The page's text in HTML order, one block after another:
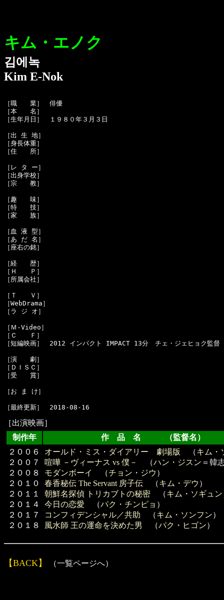
キム・エノク
김에녹
Kim E-Nok
［職　　業］　俳優
［本　　名］
［生年月日］　１９８０年３月３日
［出 生 地］
［身長体重］
［住　　所］
［レ タ ー］
［出身学校］
［宗　　教］
［趣　　味］
［特　　技］
［家　　族］
［血 液 型］
［あ だ 名］
［座右の銘］
［経　　歴］
［Ｈ　　Ｐ］
［所属会社］
［Ｔ　　Ｖ］
［WebDrama］
［ラ ジ オ］
［Ｍ-Video］
［Ｃ　　Ｆ］
［短編映画］　2012 インパクト IMPACT 13分　チェ・ジェヒョク監督
［演　　劇］
［ＤＩＳＣ］
［受　　賞］
［お ま け］
［出演映画］
制作年
作 品 名 （監督名）
２００６
２００７
２００８
２０１０
２０１１
２０１４
２０１７
２０１８
オールド・ミス・ダイアリー 劇場版 （キム・
喧嘩 －ヴィーナス vs 僕－
（ハン・ジスン ＝韓
モダンボーイ
（チョン・ジウ ）
春香秘伝 The Servant 房子伝 （キム・デウ ）
朝鮮名探偵 トリカブトの秘密 （キム・ソギュン
今日の恋愛 （パク・チンピョ ）
コンフィデンシャル／共助 （キム・ソンフン
風水師 王の運命を決めた男
（パク・ヒゴン）
【BACK】 （一覧ページへ）